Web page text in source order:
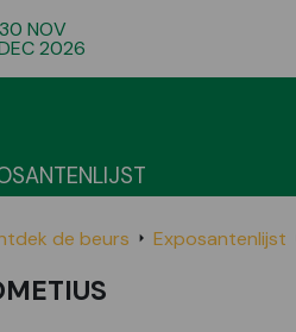
NOV
2026
de beurs Exposantenlijst